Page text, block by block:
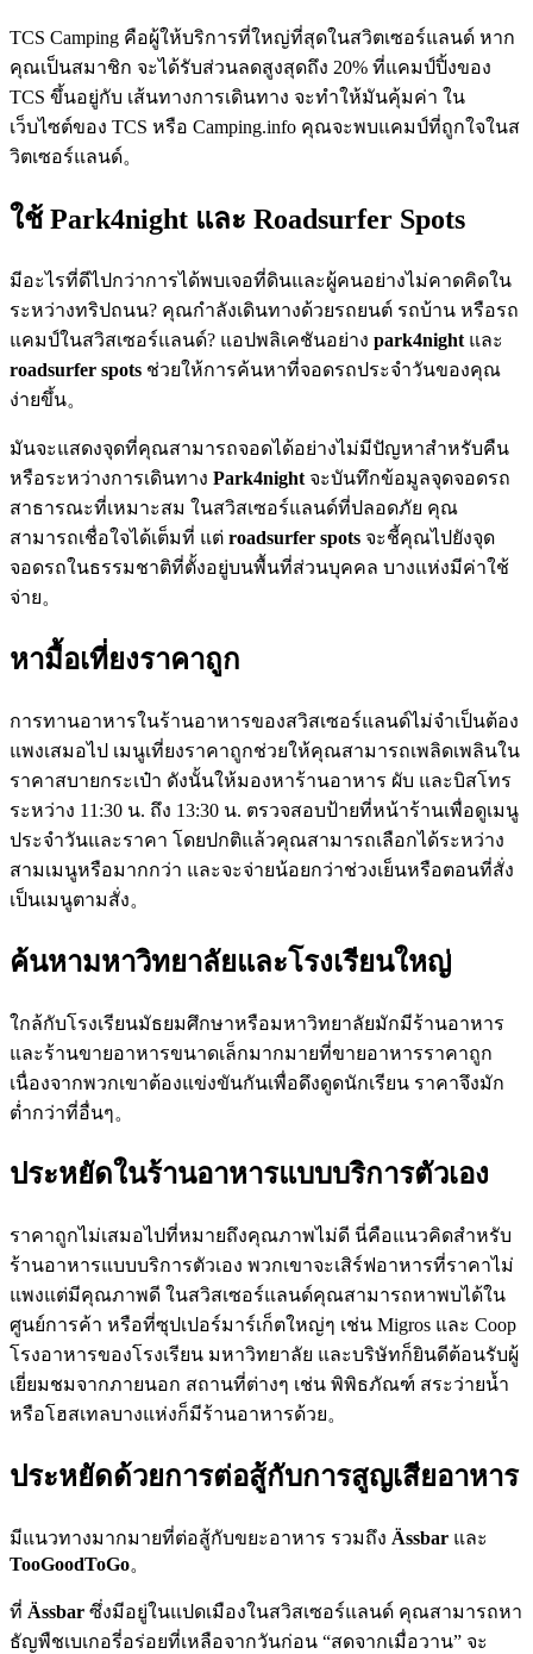
TCS Camping คือผู้ให้บริการที่ใหญ่ที่สุดในสวิตเซอร์แลนด์ หาก
คุณเป็นสมาชิก จะได้รับส่วนลดสูงสุดถึง 20% ที่แคมป์ปิ้งของ
TCS ขึ้นอยู่กับ เส้นทางการเดินทาง จะทำให้มันคุ้มค่า ใน
เว็บไซต์ของ TCS หรือ Camping.info คุณจะพบแคมป์ที่ถูกใจในส
วิตเซอร์แลนด์。
ใช้ Park4night และ Roadsurfer Spots
มีอะไรที่ดีไปกว่าการได้พบเจอที่ดินและผู้คนอย่างไม่คาดคิดใน
ระหว่างทริปถนน? คุณกำลังเดินทางด้วยรถยนต์ รถบ้าน หรือรถ
แคมป์ในสวิสเซอร์แลนด์? แอปพลิเคชันอย่าง park4night และ
roadsurfer spots ช่วยให้การค้นหาที่จอดรถประจำวันของคุณ
ง่ายขึ้น。
มันจะแสดงจุดที่คุณสามารถจอดได้อย่างไม่มีปัญหาสำหรับคืน
หรือระหว่างการเดินทาง Park4night จะบันทึกข้อมูลจุดจอดรถ
สาธารณะที่เหมาะสม ในสวิสเซอร์แลนด์ที่ปลอดภัย คุณ
สามารถเชื่อใจได้เต็มที่ แต่ roadsurfer spots จะชี้คุณไปยังจุด
จอดรถในธรรมชาติที่ตั้งอยู่บนพื้นที่ส่วนบุคคล บางแห่งมีค่าใช้
จ่าย。
หามื้อเที่ยงราคาถูก
การทานอาหารในร้านอาหารของสวิสเซอร์แลนด์ไม่จำเป็นต้อง
แพงเสมอไป เมนูเที่ยงราคาถูกช่วยให้คุณสามารถเพลิดเพลินใน
ราคาสบายกระเป๋า ดังนั้นให้มองหาร้านอาหาร ผับ และบิสโทร
ระหว่าง 11:30 น. ถึง 13:30 น. ตรวจสอบป้ายที่หน้าร้านเพื่อดูเมนู
ประจำวันและราคา โดยปกติแล้วคุณสามารถเลือกได้ระหว่าง
สามเมนูหรือมากกว่า และจะจ่ายน้อยกว่าช่วงเย็นหรือตอนที่สั่ง
เป็นเมนูตามสั่ง。
ค้นหามหาวิทยาลัยและโรงเรียนใหญ่
ใกล้กับโรงเรียนมัธยมศึกษาหรือมหาวิทยาลัยมักมีร้านอาหาร
และร้านขายอาหารขนาดเล็กมากมายที่ขายอาหารราคาถูก
เนื่องจากพวกเขาต้องแข่งขันกันเพื่อดึงดูดนักเรียน ราคาจึงมัก
ต่ำกว่าที่อื่นๆ。
ประหยัดในร้านอาหารแบบบริการตัวเอง
ราคาถูกไม่เสมอไปที่หมายถึงคุณภาพไม่ดี นี่คือแนวคิดสำหรับ
ร้านอาหารแบบบริการตัวเอง พวกเขาจะเสิร์ฟอาหารที่ราคาไม่
แพงแต่มีคุณภาพดี ในสวิสเซอร์แลนด์คุณสามารถหาพบได้ใน
ศูนย์การค้า หรือที่ซุปเปอร์มาร์เก็ตใหญ่ๆ เช่น Migros และ Coop
โรงอาหารของโรงเรียน มหาวิทยาลัย และบริษัทก็ยินดีต้อนรับผู้
เยี่ยมชมจากภายนอก สถานที่ต่างๆ เช่น พิพิธภัณฑ์ สระว่ายน้ำ
หรือโฮสเทลบางแห่งก็มีร้านอาหารด้วย。
ประหยัดด้วยการต่อสู้กับการสูญเสียอาหาร
มีแนวทางมากมายที่ต่อสู้กับขยะอาหาร รวมถึง Ässbar และ
TooGoodToGo。
ที่ Ässbar ซึ่งมีอยู่ในแปดเมืองในสวิสเซอร์แลนด์ คุณสามารถหา
ธัญพืชเบเกอรี่อร่อยที่เหลือจากวันก่อน “สดจากเมื่อวาน” จะ